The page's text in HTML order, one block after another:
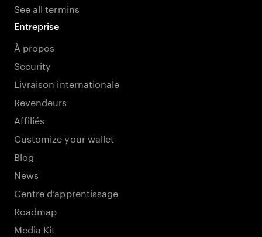
See all termins
Entreprise
À propos
Security
Livraison internationale
Revendeurs
Affiliés
Customize your wallet
Blog
News
Centre d’apprentissage
Roadmap
Media Kit